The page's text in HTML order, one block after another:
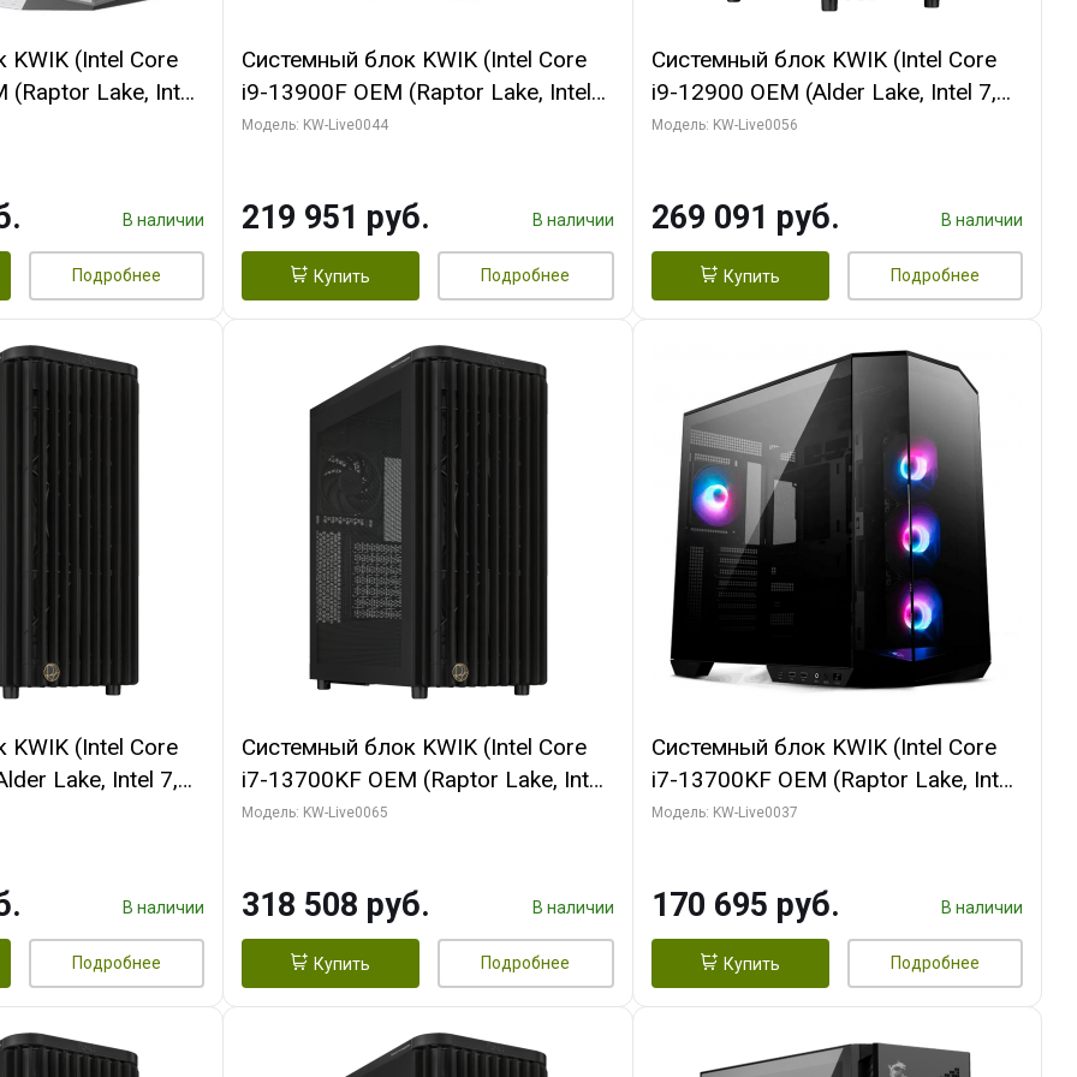
KWIK (Intel Core
(Raptor Lake, Intel
32 ГБ ОЗУ (2
В наличии
Подробнее
Системный блок KWIK (Intel Core
i9-13900F OEM (Raptor Lake, Intel
7, Efficient-co/ 32 ГБ ОЗУ (2
HD/ 512 ГБ SSD)
Модель: KW-Live0044
219 951 руб. В наличии
Купить Подробнее
Системный блок KWIK (Intel Core
i9-12900 OEM (Alder Lake, Intel 7,
C16 8EC/8PC/T2/ 64 ГБ ОЗУ (2
ТБ SSD)
Модель: KW-Live0056
269 091 руб. В наличии
Купить Подробнее
KWIK (Intel Core
Lake, Intel 7,
64 ГБ ОЗУ (2
В наличии
Подробнее
Системный блок KWIK (Intel Core
i7-13700KF OEM (Raptor Lake, Intel
7, C16 8EC/8PC/ 64 ГБ ОЗУ (2
2/ 1 ТБ SSD)
Модель: KW-Live0065
318 508 руб. В наличии
Купить Подробнее
Системный блок KWIK (Intel Core
i7-13700KF OEM (Raptor Lake, Intel
7, C16 8EC/8PC/ 32 ГБ ОЗУ (2
HDMI/ 1 ТБ SSD)
Модель: KW-Live0037
170 695 руб. В наличии
Купить Подробнее